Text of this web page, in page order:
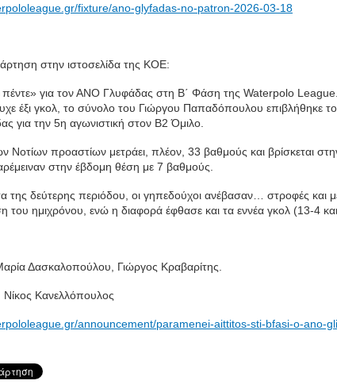
fixture/ano-glyfadas-no-patron-2026-03-18
στην ιστοσελίδα της ΚΟΕ:
πέντε» για τον ΑΝΟ Γλυφάδας στη Β΄ Φάση της Waterpolo
έξι γκολ, το σύνολο του Γιώργου Παπαδόπουλου επιβλήθηκε
για την 5η αγωνιστική στον Β2 Όμιλο.
Νοτίων προαστίων μετράει, πλέον, 33 βαθμούς και βρίσκεται
στην έβδομη θέση με 7 βαθμούς.
της δεύτερης περιόδου, οι γηπεδούχοι ανέβασαν… στροφές και
του ημιχρόνου, ενώ η διαφορά έφθασε και τα εννέα γκολ (13-4
Δασκαλοπούλου, Γιώργος Κραβαρίτης.
Νίκος Κανελλόπουλος
announcement/paramenei-aittitos-sti-bfasi-o-ano-